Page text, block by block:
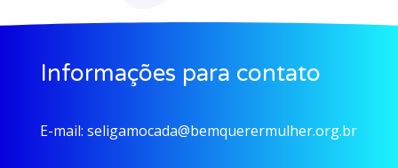
Informações para contato
E-mail: seligamocada@bemquerermulher.org.br